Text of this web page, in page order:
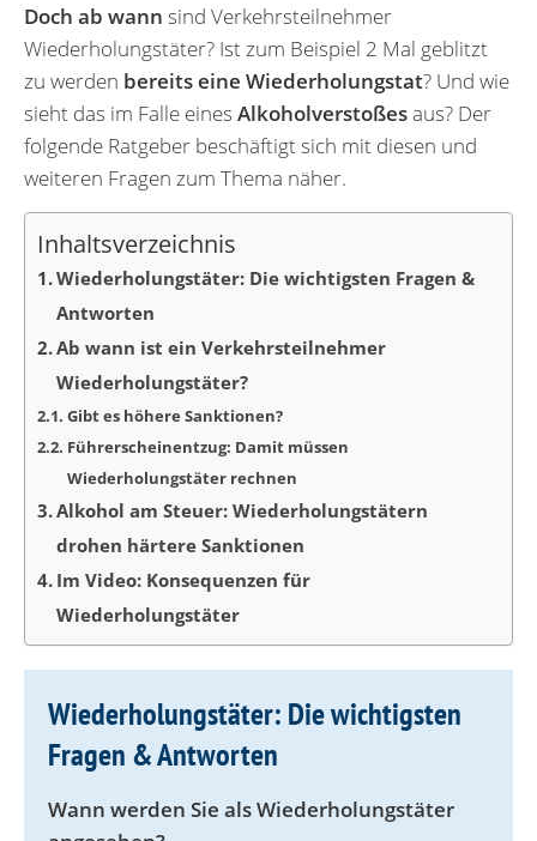
Doch ab wann sind Verkehrsteilnehmer
Wiederholungstäter? Ist zum Beispiel 2 Mal geblitzt
zu werden bereits eine Wiederholungstat? Und wie
sieht das im Falle eines Alkoholverstoßesaus? Der
folgende Ratgeber beschäftigt sich mit diesen und
weiteren Fragen zum Thema näher.
Inhaltsverzeichnis
Wiederholungstäter: Die wichtigsten Fragen &
Antworten
Ab wann ist ein Verkehrsteilnehmer
Wiederholungstäter?
Gibt es höhere Sanktionen?
Führerscheinentzug: Damit müssen
Wiederholungstäter rechnen
Alkohol am Steuer: Wiederholungstätern
drohen härtere Sanktionen
Im Video: Konsequenzen für
Wiederholungstäter
Wiederholungstäter: Die wichtigsten
Fragen & Antworten
Wann werden Sie als Wiederholungstäter